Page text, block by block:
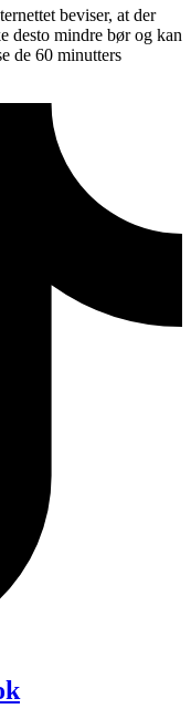
beviser, at der
desto mindre bør og kan
de 60 minutters